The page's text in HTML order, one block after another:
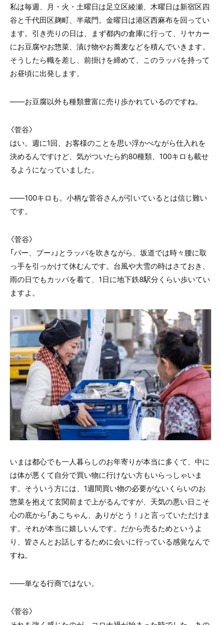
私は毎週、月・火・土曜日は足立区綾瀬、木曜日は新宿区四
谷と千代田区麹町、半蔵門。金曜日は港区西麻布を回ってい
ます。引き売りの日は、まず都内の倉庫に行って、リヤカー
にお豆腐やお惣菜、漬け物やお蕎麦などを積んでいきます。
そうしたら幟を差し、前掛けを締めて、このラッパを持って
お昼頃に出発します。
――お豆腐以外も種類豊富に売り歩かれているのですね。
〈菅谷〉
はい。週に1回、お客様のことを思い浮かべながら仕入れを
決めるんですけど、気がついたら約80種類、100キロも載せ
るようになっていました。
――100キロも。小柄な菅谷さんが引いているとは信じ難い
です。
〈菅谷〉
「パー、プー♪」とラッパを吹きながら、坂道では時々腰に取
っ手を引っかけて休むんです。台風や大雪の時はさておき、
雨の日でもカッパを着て、1日に地下鉄8駅分くらい歩いてい
ますよ。
いまは都心でも一人暮らしのお年寄りが本当に多くて、中に
は体が悪くて自分で買い物に行けない方もいらっしゃいま
す。そういう方には、1週間買い物の必要がないくらいのお
惣菜を抱えて玄関前まで上がるんですが、天気の悪い日こそ
心の底から「あこちゃん、ありがとう！」と言っていただけま
す。それが本当に嬉しいんです。だから売るためというよ
り、皆さんとお話しするために会いに行っている感覚なんで
すね。
――単なる行商ではない。
〈菅谷〉